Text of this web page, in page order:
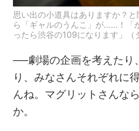
思い出の小道具はありますか？
ら「ギャルのうんこ」が……！「
ったら渋谷の109になります」（
──劇場の企画を考えたり
り、みなさんそれぞれに
んね。マグリットさんな
か。